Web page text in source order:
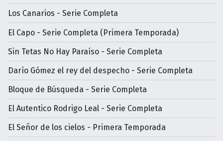
Los Canarios - Serie Completa
El Capo - Serie Completa (Primera Temporada)
Sin Tetas No Hay Paraíso - Serie Completa
Darìo Gómez el rey del despecho - Serie Completa
Bloque de Búsqueda - Serie Completa
El Autentico Rodrigo Leal - Serie Completa
El Señor de los cielos - Primera Temporada